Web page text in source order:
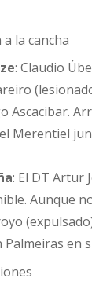
la cancha
: Claudio
Ascacibar.
Merentiel
: El DT Artur
Aunque
en